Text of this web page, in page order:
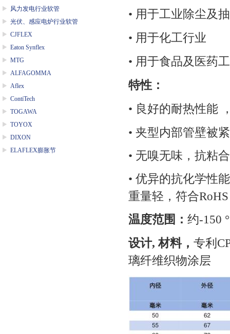
风力发电行业软管
光伏、感应电炉行业软管
CJFLEX
Eaton Synflex
MTG
ALFAGOMMA
Aflex
ContiTech
TOGAWA
TOYOX
DIXON
ELAFLEX膨胀节
• 用于工业除尘及
• 用于化工行业
• 用于食品及医药
特性：
• 良好的耐热性能
• 夹型内部管壁被
• 无嗅无味 ，抗粘合
• 优异的抗化学性能
重量轻 ，符合
温度范围： 约-150
设计, 材料， 专利
璃纤维织物涂层